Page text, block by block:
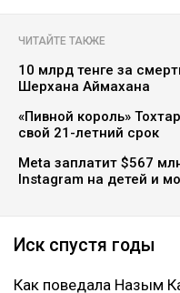
ЧИТАЙТЕ ТАКЖЕ
10 млрд тенге за
Шерхана Аймахана
«Пивной король»
свой 21-летний срок
Meta заплатит $567
Instagram на детей и
Иск спустя годы
Как поведала Назым